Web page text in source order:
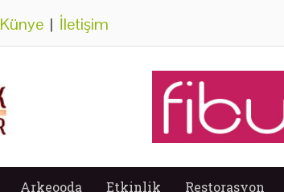
Künye | İletişim
Arkeooda Etkinlik Restorasyon